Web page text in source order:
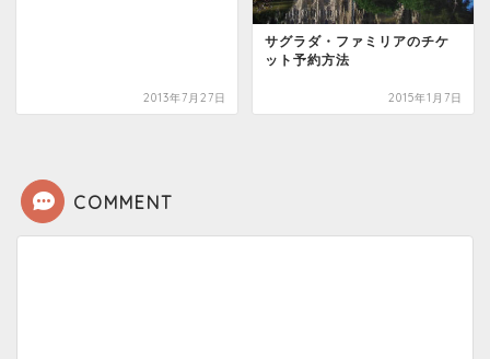
2013年7月27日
サグラダ・ファミリアのチケ
ット予約方法
2015年1月7日
COMMENT